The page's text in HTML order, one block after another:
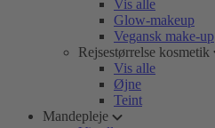
Vis alle
Glow-makeup
Vegansk make-up
Rejsestørrelse kosmetik
Vis alle
Øjne
Teint
Mandepleje